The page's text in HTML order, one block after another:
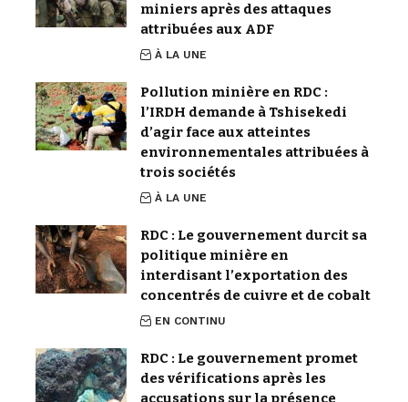
miniers après des attaques
attribuées aux ADF
À LA UNE
Pollution minière en RDC :
l’IRDH demande à Tshisekedi
d’agir face aux atteintes
environnementales attribuées à
trois sociétés
À LA UNE
RDC : Le gouvernement durcit sa
politique minière en
interdisant l’exportation des
concentrés de cuivre et de cobalt
EN CONTINU
RDC : Le gouvernement promet
des vérifications après les
accusations sur la présence